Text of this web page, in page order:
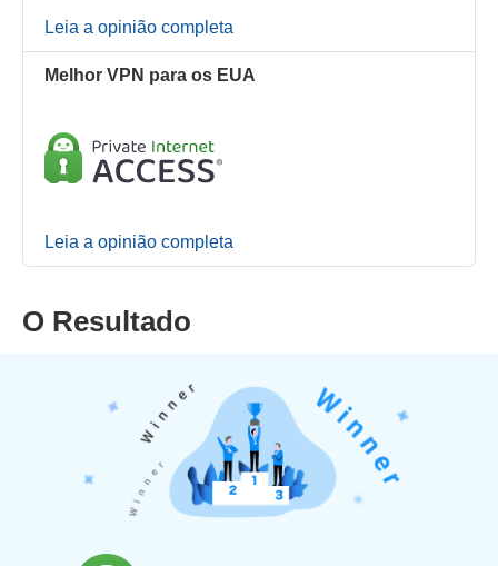
Leia a opinião completa
Melhor VPN para os EUA
Leia a opinião completa
O Resultado